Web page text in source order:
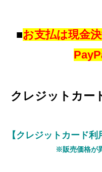
■お支払は現金
クレジットカー
【クレジットカード
※販売価格が